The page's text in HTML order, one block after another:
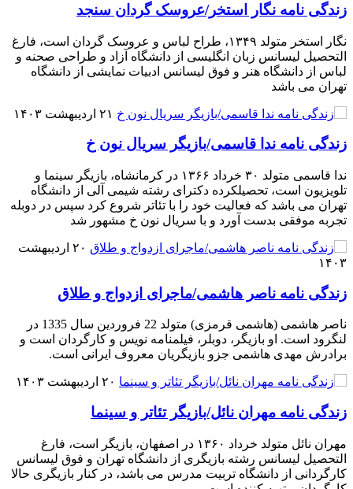
زندگی نامه نگار استخر/عروسک گردان سنجد
نگار استخر متولد ۱۳۴۹، طراح لباس و عروسک گردان است، فارغ
التحصیل لیسانس زبان انگلیسی از دانشگاه آزاد و طراحی صحنه و
لباس از دانشگاه هنر و فوق لیسانس ادبیات نمایشی از دانشگاه
تهران می باشد
۲۱ اردیبهشت ۱۴۰۳
زندگی نامه ندا قاسمی/بازیگر سریال نون خ
ندا قاسمی متولد ۳۰ خرداد ۱۳۶۶ در کرمانشاه، بازیگر سینما و
تلویزیون است، تحصیلکرده دکترای رشته شیمی آلی از دانشگاه
تهران می باشد که فعالیت خود را با تئاتر شروع کرد سپس در دوبله
تجربه موفقی بدست آورد و با سریال نون خ مشهور شد
۲۰ اردیبهشت
۱۴۰۳
زندگی نامه ناصر هاشمی/ماجرای ازدواج و طلاق
ناصر هاشمی (هاشمی قرمزی) متولد 22 فروردین سال 1335 در
لنگرود است. او بازیگر، دوبلر، فیلمنامه نویس و کارگردان است و
برادرش مهدی هاشمی جزو بازیگریان معروف ایرانی است.
۲۰ اردیبهشت ۱۴۰۳
زندگی نامه مهران نائل/بازیگر تئاتر و سینما
مهران نائل متولد خرداد ۱۳۶۰ در اصفهان، بازیگر است، فارغ
التحصیل لیسانس رشته بازیگری از دانشگاه تهران و فوق لیسانس
کارگردانی از دانشگاه تربیت مدرس می باشد، در کنار بازیگری حالا